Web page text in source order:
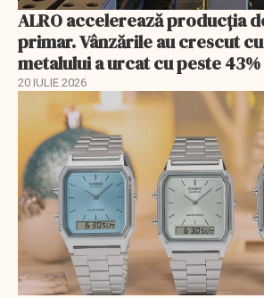
ALRO accelerează producția
primar. Vânzările au crescut
metalului a urcat cu peste 43%
20 IULIE 2026